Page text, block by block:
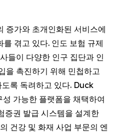
증가와 초개인화된 서비스에
겪고 있다. 인도 보험 규제
들이 다양한 인구 집단과 인
을 촉진하기 위해 민첩하고
록 독려하고 있다. Duck
가능한 플랫폼을 채택하여
증권 발급 시스템을 설계한
건강 및 화재 사업 부문의 엔